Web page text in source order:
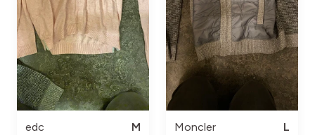
edc
M
Moncler
L